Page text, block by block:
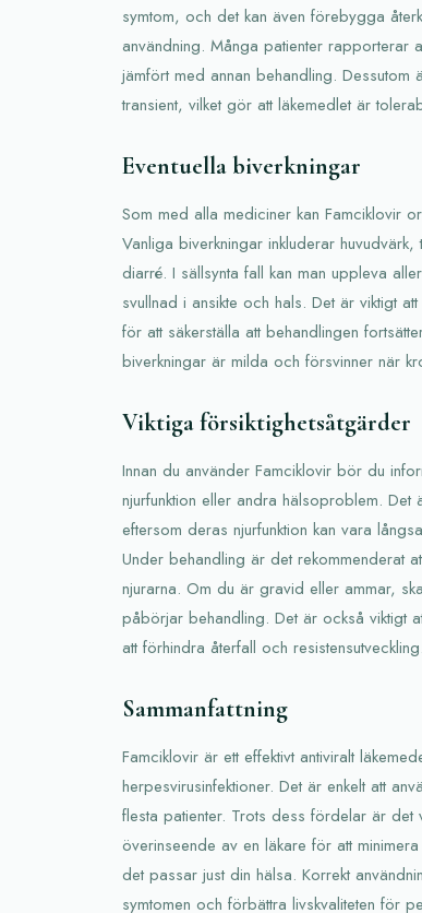
symtom, och det kan även förebygga
användning. Många patienter
jämfört med annan behandling. Dessutom
transient, vilket gör att läkemedlet är
Eventuella biverkningar
Som med alla mediciner kan Famciklovir
Vanliga biverkningar inkluderar
diarré. I sällsynta fall kan man uppleva
svullnad i ansikte och hals. Det är viktigt
för att säkerställa att behandlingen
biverkningar är milda och försvinner när
Viktiga försiktighetsåtgärder
Innan du använder Famciklovir bör du
njurfunktion eller andra hälsoproblem.
eftersom deras njurfunktion kan vara
Under behandling är det rekommenderat
njurarna. Om du är gravid eller ammar,
påbörjar behandling. Det är också viktigt
att förhindra återfall och resistensutveckling.
Sammanfattning
Famciklovir är ett effektivt antiviralt
herpesvirusinfektioner. Det är enkelt att
flesta patienter. Trots dess fördelar är det
överinseende av en läkare för att
det passar just din hälsa. Korrekt
symtomen och förbättra livskvaliteten för